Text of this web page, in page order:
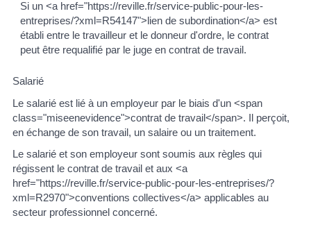
Si un <a href="https://reville.fr/service-public-pour-les-
entreprises/?xml=R54147">lien de subordination</a> est
établi entre le travailleur et le donneur d'ordre, le contrat
peut être requalifié par le juge en contrat de travail.
Salarié
Le salarié est lié à un employeur par le biais d'un <span
class="miseenevidence">contrat de travail</span>. Il perçoit,
en échange de son travail, un salaire ou un traitement.
Le salarié et son employeur sont soumis aux règles qui
régissent le contrat de travail et aux <a
href="https://reville.fr/service-public-pour-les-entreprises/?
xml=R2970">conventions collectives</a> applicables au
secteur professionnel concerné.